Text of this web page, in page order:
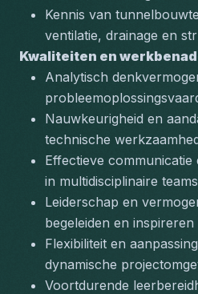
Kennis van
ventilatie, drainage en
Kwaliteiten en
Analytisch
Nauwkeurigheid en
technische
Effectieve communicatie
in multidisciplinaire teams
Leiderschap en
begeleiden en inspireren
Flexibiliteit en
dynamische
Voortdurende